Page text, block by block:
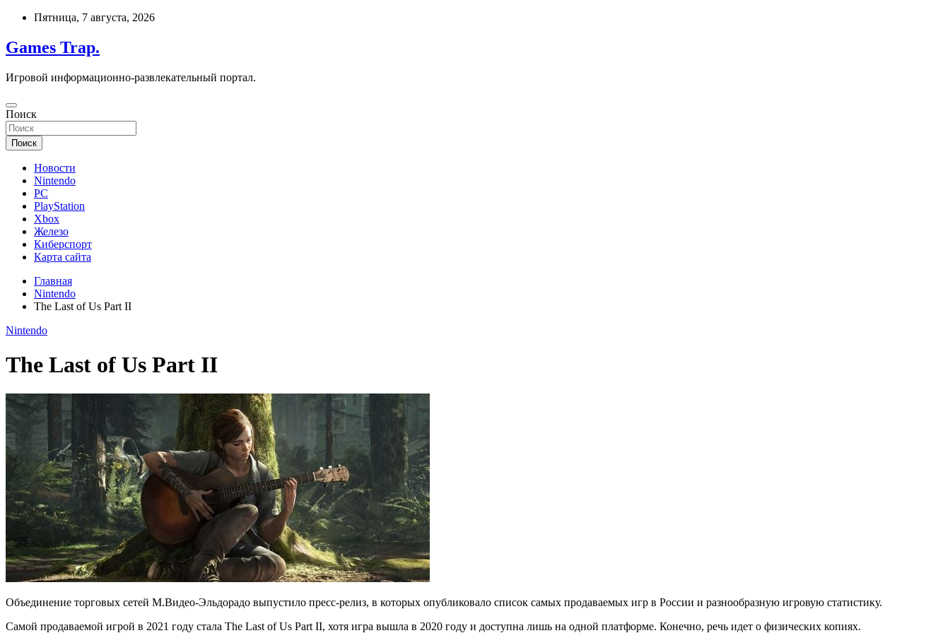
Перейти
содержимому
Пятница, 7 августа, 2026
Games Trap.
Игровой информационно-развлекательный портал.
Поиск
Поиск
Новости
Nintendo
PC
PlayStation
Xbox
Железо
Киберспорт
Карта сайта
Главная
Nintendo
The Last of Us Part II
Nintendo
The Last of Us Part II
Объединение торговых сетей М.Видео-Эльдорадо выпустило пресс-релиз, в которых опубликовало список самых продаваемых игр в России и разнообразную игровую статистику.
Самой продаваемой игрой в 2021 году стала The Last of Us Part II, хотя игра вышла в 2020 году и доступна лишь на одной платформе. Конечно, речь идет о физических копиях.